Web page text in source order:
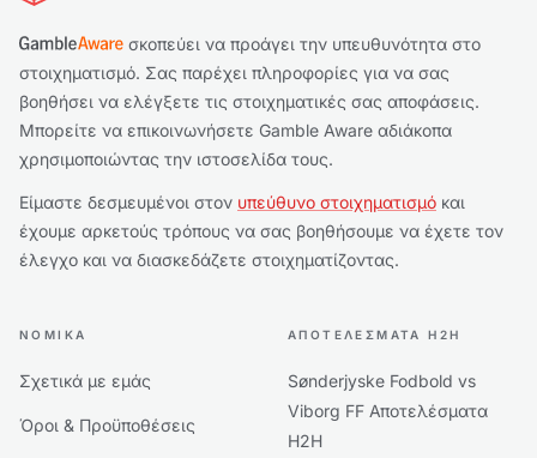
σκοπεύει να προάγει την υπευθυνότητα στο
στοιχηματισμό. Σας παρέχει πληροφορίες για να σας
βοηθήσει να ελέγξετε τις στοιχηματικές σας αποφάσεις.
Μπορείτε να επικοινωνήσετε Gamble Aware αδιάκοπα
χρησιμοποιώντας την ιστοσελίδα τους.
Είμαστε δεσμευμένοι στον υπεύθυνο στοιχηματισμό και
έχουμε αρκετούς τρόπους να σας βοηθήσουμε να έχετε τον
έλεγχο και να διασκεδάζετε στοιχηματίζοντας.
ΝΟΜΙΚΆ
Σχετικά με εμάς
Όροι & Προϋποθέσεις
ΑΠΟΤΕΛΈΣΜΑΤΑ H2H
Sønderjyske Fodbold vs
Viborg FF Αποτελέσματα
H2H